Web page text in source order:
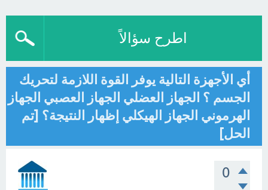
اطرح سؤالاً
أي الأجهزة التالية يوفر القوة اللازمة لتحريك
الجسم ؟ الجهاز العضلي الجهاز العصبي الجهاز
الهرموني الجهاز الهيكلي إظهار النتيجة؟ [تم
الحل]
0